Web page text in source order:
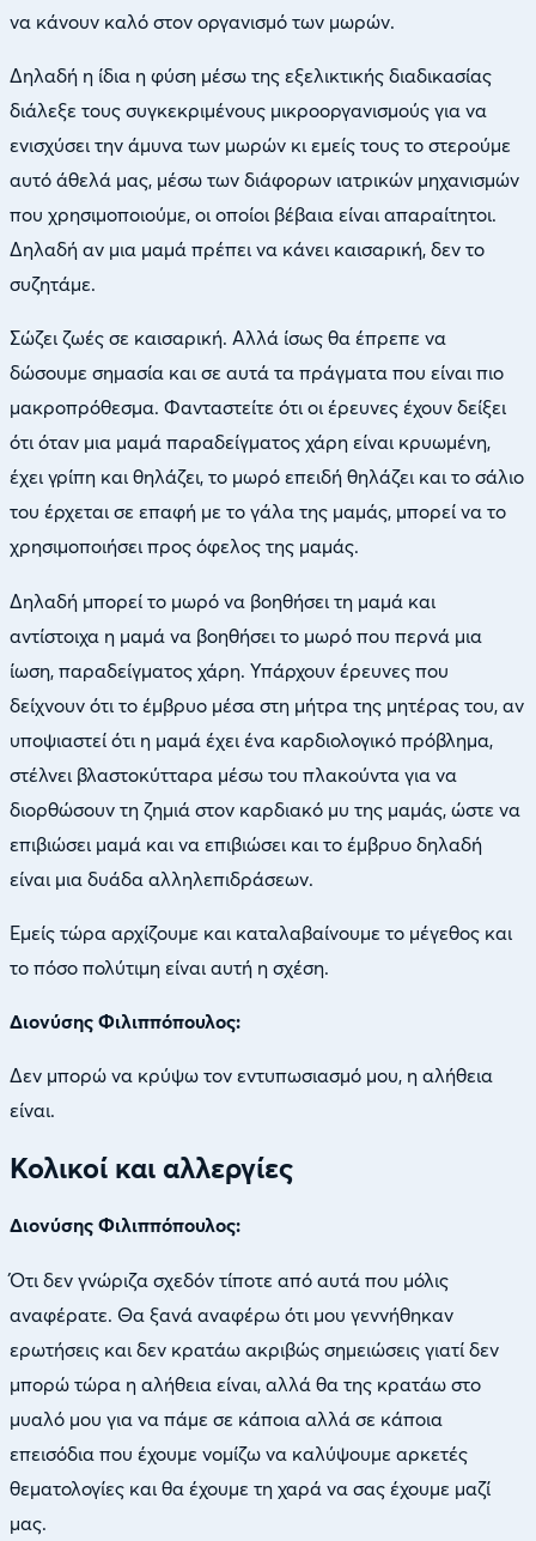
να κάνουν καλό στον οργανισμό των μωρών.
Δηλαδή η ίδια η φύση μέσω της εξελικτικής διαδικασίας
διάλεξε τους συγκεκριμένους μικροοργανισμούς για να
ενισχύσει την άμυνα των μωρών κι εμείς τους το στερούμε
αυτό άθελά μας, μέσω των διάφορων ιατρικών μηχανισμών
που χρησιμοποιούμε, οι οποίοι βέβαια είναι απαραίτητοι.
Δηλαδή αν μια μαμά πρέπει να κάνει καισαρική, δεν το
συζητάμε.
Σώζει ζωές σε καισαρική. Αλλά ίσως θα έπρεπε να
δώσουμε σημασία και σε αυτά τα πράγματα που είναι πιο
μακροπρόθεσμα. Φανταστείτε ότι οι έρευνες έχουν δείξει
ότι όταν μια μαμά παραδείγματος χάρη είναι κρυωμένη,
έχει γρίπη και θηλάζει, το μωρό επειδή θηλάζει και το σάλιο
του έρχεται σε επαφή με το γάλα της μαμάς, μπορεί να το
χρησιμοποιήσει προς όφελος της μαμάς.
Δηλαδή μπορεί το μωρό να βοηθήσει τη μαμά και
αντίστοιχα η μαμά να βοηθήσει το μωρό που περνά μια
ίωση, παραδείγματος χάρη. Υπάρχουν έρευνες που
δείχνουν ότι το έμβρυο μέσα στη μήτρα της μητέρας του, αν
υποψιαστεί ότι η μαμά έχει ένα καρδιολογικό πρόβλημα,
στέλνει βλαστοκύτταρα μέσω του πλακούντα για να
διορθώσουν τη ζημιά στον καρδιακό μυ της μαμάς, ώστε να
επιβιώσει μαμά και να επιβιώσει και το έμβρυο δηλαδή
είναι μια δυάδα αλληλεπιδράσεων.
Εμείς τώρα αρχίζουμε και καταλαβαίνουμε το μέγεθος και
το πόσο πολύτιμη είναι αυτή η σχέση.
Διονύσης Φιλιππόπουλος:
Δεν μπορώ να κρύψω τον εντυπωσιασμό μου, η αλήθεια
είναι.
Κολικοί και αλλεργίες
Διονύσης Φιλιππόπουλος:
Ότι δεν γνώριζα σχεδόν τίποτε από αυτά που μόλις
αναφέρατε. Θα ξανά αναφέρω ότι μου γεννήθηκαν
ερωτήσεις και δεν κρατάω ακριβώς σημειώσεις γιατί δεν
μπορώ τώρα η αλήθεια είναι, αλλά θα της κρατάω στο
μυαλό μου για να πάμε σε κάποια αλλά σε κάποια
επεισόδια που έχουμε νομίζω να καλύψουμε αρκετές
θεματολογίες και θα έχουμε τη χαρά να σας έχουμε μαζί
μας.